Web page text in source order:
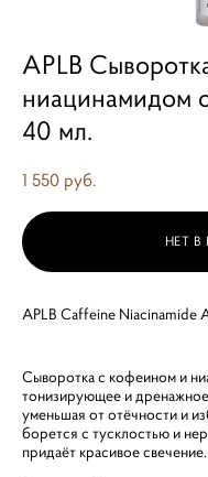
APLB
ниацинамидом
40 мл.
1 550 pуб.
НЕТ
APLB Caffeine Niacinamide
Сыворотка с кофеином и
тонизирующее и
уменьшая от отёчности и
борется с тусклостью и
придаёт красивое свечение.